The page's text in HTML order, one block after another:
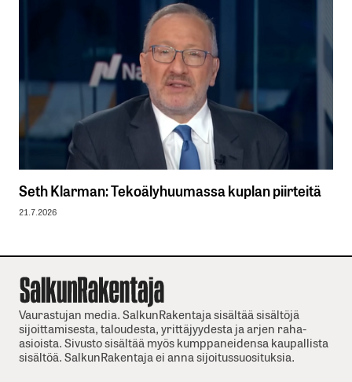
Seth Klarman: Tekoälyhuumassa kuplan piirteitä
21.7.2026
Vaurastujan media. SalkunRakentaja sisältää sisältöjä
sijoittamisesta, taloudesta, yrittäjyydesta ja arjen raha-
asioista. Sivusto sisältää myös kumppaneidensa kaupallista
sisältöä. SalkunRakentaja ei anna sijoitussuosituksia.